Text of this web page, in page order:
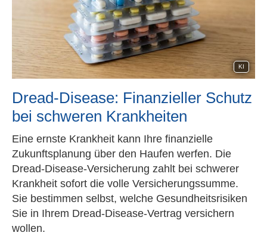
KI
Dread-Disease: Finanzieller Schutz
bei schweren Krank­hei­ten
Eine ernste Krankheit kann Ihre finanzielle
Zukunftsplanung über den Haufen werfen. Die
Dread-Disease-Versicherung zahlt bei schwerer
Krankheit sofort die volle Versicherungssumme.
Sie bestimmen selbst, welche Gesundheitsrisiken
Sie in Ihrem Dread-Disease-Vertrag ver­sichern
wollen.